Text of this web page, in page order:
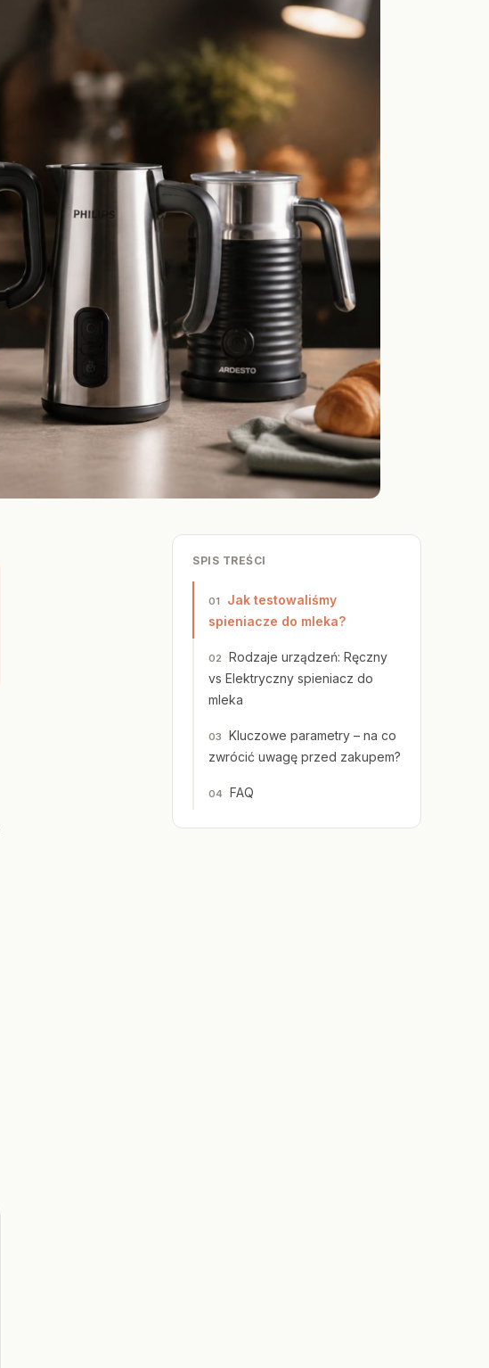
SPIS TREŚCI
Jak testowaliśmy
spieniacze do mleka?
Rodzaje urządzeń: Ręczny
vs Elektryczny spieniacz do
mleka
Kluczowe parametry – na co
zwrócić uwagę przed zakupem?
FAQ